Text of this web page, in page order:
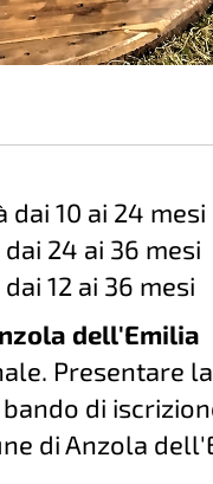
dai 10 ai 24 mesi
24 ai 36 mesi
12 ai 36 mesi
dell'Emilia
Presentare
di
di Anzola